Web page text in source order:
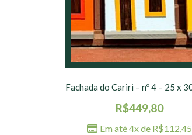
R$449,80
Em até 4x de R$112,45